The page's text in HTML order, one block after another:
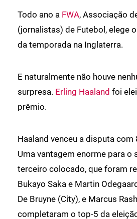
Todo ano a FWA, Associação
(jornalistas) de Futebol, elege
da temporada na Inglaterra.
E naturalmente não houve
surpresa. Erling Haaland foi
prêmio.
Haaland venceu a disputa com
Uma vantagem enorme para o
terceiro colocado, que foram
Bukayo Saka e Martin
De Bruyne (City), e Marcus
completaram o top-5 da